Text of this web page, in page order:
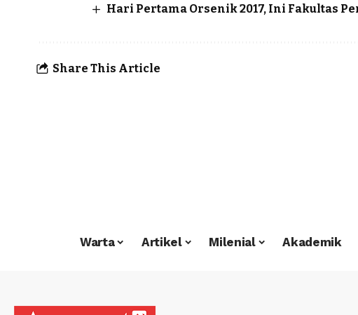
Hari Pertama Orsenik 2017, Ini Fakultas
Share This Article
Warta Artikel Milenial Akademik